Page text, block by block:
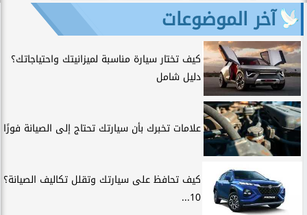
آخر الموضوعات
كيف تختار سيارة مناسبة لميزانيتك واحتياجاتك؟
دليل شامل
علامات تخبرك بأن سيارتك تحتاج إلى الصيانة فورًا
كيف تحافظ على سيارتك وتقلل تكاليف الصيانة؟
10...